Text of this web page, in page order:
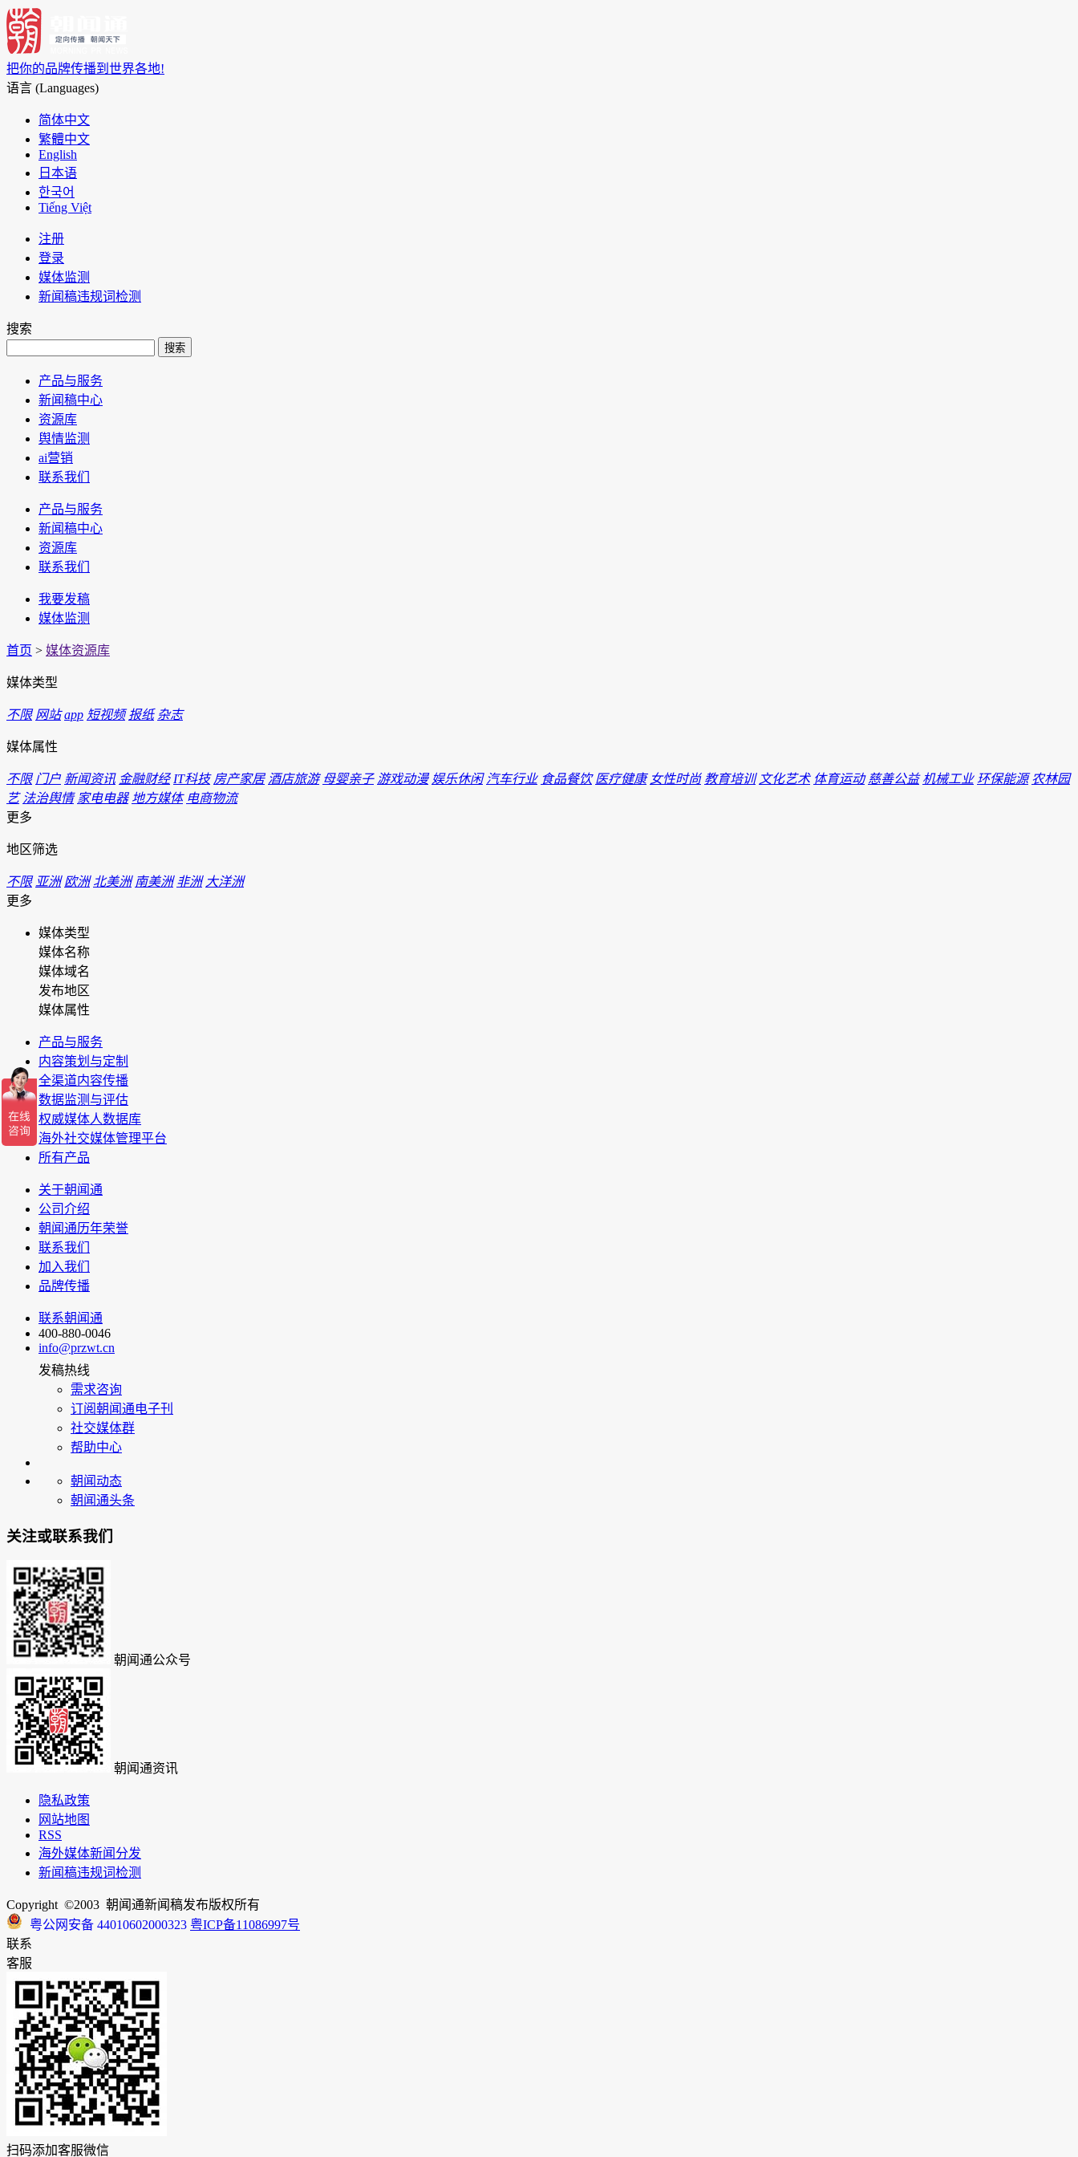
把你的品牌传播到世界各地!
语言 (Languages)
简体中文
繁體中文
English
日本语
한국어
Tiếng Việt
注册
登录
媒体监测
新闻稿违规词检测
搜索
搜索
产品与服务
新闻稿中心
资源库
舆情监测
ai营销
联系我们
产品与服务
新闻稿中心
资源库
联系我们
我要发稿
媒体监测
首页 > 媒体资源库
媒体类型
不限 网站 app 短视频 报纸 杂志
媒体属性
不限 门户 新闻资讯 金融财经 IT科技 房产家居 酒店旅游 母婴亲子 游戏动漫 娱乐休闲 汽车行业 食品餐饮 医疗健康 女性时尚 教育培训 文化艺术 体育运动 慈善公益 机械工业 环保能源 农林园
艺 法治舆情 家电电器 地方媒体 电商物流
更多
地区筛选
不限 亚洲 欧洲 北美洲 南美洲 非洲 大洋洲
更多
媒体类型
媒体名称
媒体域名
发布地区
媒体属性
产品与服务
内容策划与定制
全渠道内容传播
数据监测与评估
权威媒体人数据库
海外社交媒体管理平台
所有产品
关于朝闻通
公司介绍
朝闻通历年荣誉
联系我们
加入我们
品牌传播
联系朝闻通
400-880-0046
info@przwt.cn
发稿热线
需求咨询
订阅朝闻通电子刊
社交媒体群
帮助中心
朝闻动态
朝闻通头条
关注或联系我们
朝闻通公众号
朝闻通资讯
隐私政策
网站地图
RSS
海外媒体新闻分发
新闻稿违规词检测
Copyright ©2003 朝闻通新闻稿发布版权所有
粤公网安备 44010602000323 粤ICP备11086997号
联系
客服
扫码添加客服微信